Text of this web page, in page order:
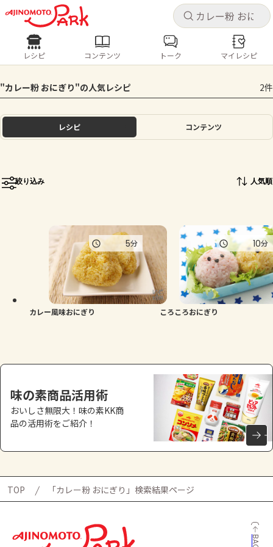
キャ
ログインするとレシピを保存できます
ログイン
ホーム
トーク
よくあるお問い合わせ
お買い物
キャ
レシピ コンテンツ
人気の食材・レシピ
きゅうり なす トマト とうもろこし
ピーマン
レシピ コンテンツ トーク マイレシピ
"カレー粉 おにぎり"の人気レシピ 2件
レシピ コンテンツ
絞り込み 人気順
カレー風味おにぎり
5分
ころころおにぎり
10分
味の素商品活用術
おいしさ無限大！味の素KK商
品の活用術をご紹介！
TOP 「カレー粉 おにぎり」検索結果ページ